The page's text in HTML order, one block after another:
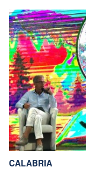
prime due
portato
della cultura
CALABRIA